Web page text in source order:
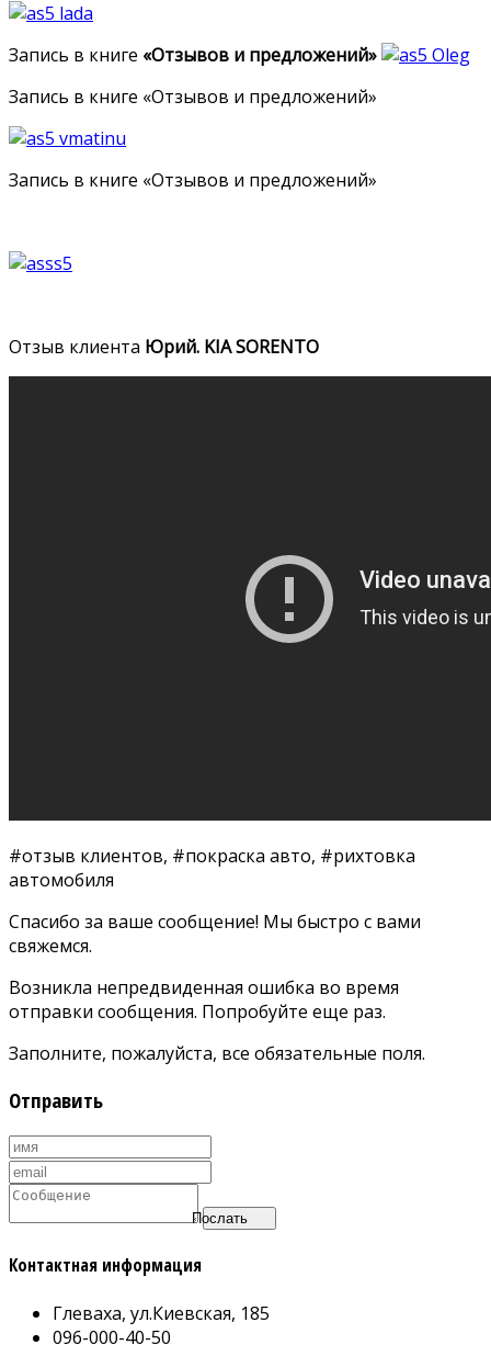
Запись в книге «Отзывов и предложений»
Запись в книге «Отзывов и предложений»
Запись в книге «Отзывов и предложений»
Отзыв клиента Юрий. KIA SORENTO
#отзыв клиентов, #покраска авто, #рихтовка
автомобиля
Спасибо за ваше сообщение! Мы быстро с вами
свяжемся.
Возникла непредвиденная ошибка во время
отправки сообщения. Попробуйте еще раз.
Заполните, пожалуйста, все обязательные поля.
Отправить
Послать
Контактная информация
Глеваха, ул.Киевская, 185
096-000-40-50